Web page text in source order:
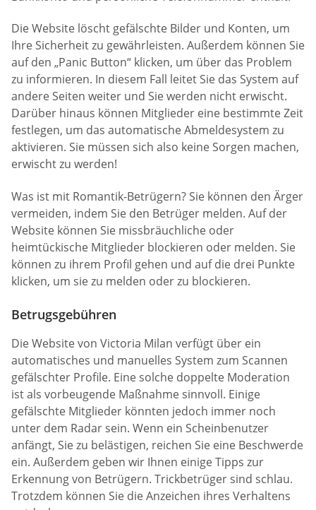
Die Website löscht gefälschte Bilder und Konten, um
Ihre Sicherheit zu gewährleisten. Außerdem können Sie
auf den „Panic Button“ klicken, um über das Problem
zu informieren. In diesem Fall leitet Sie das System auf
andere Seiten weiter und Sie werden nicht erwischt.
Darüber hinaus können Mitglieder eine bestimmte Zeit
festlegen, um das automatische Abmeldesystem zu
aktivieren. Sie müssen sich also keine Sorgen machen,
erwischt zu werden!
Was ist mit Romantik-Betrügern? Sie können den Ärger
vermeiden, indem Sie den Betrüger melden. Auf der
Website können Sie missbräuchliche oder
heimtückische Mitglieder blockieren oder melden. Sie
können zu ihrem Profil gehen und auf die drei Punkte
klicken, um sie zu melden oder zu blockieren.
Betrugsgebühren
Die Website von Victoria Milan verfügt über ein
automatisches und manuelles System zum Scannen
gefälschter Profile. Eine solche doppelte Moderation
ist als vorbeugende Maßnahme sinnvoll. Einige
gefälschte Mitglieder könnten jedoch immer noch
unter dem Radar sein. Wenn ein Scheinbenutzer
anfängt, Sie zu belästigen, reichen Sie eine Beschwerde
ein. Außerdem geben wir Ihnen einige Tipps zur
Erkennung von Betrügern. Trickbetrüger sind schlau.
Trotzdem können Sie die Anzeichen ihres Verhaltens